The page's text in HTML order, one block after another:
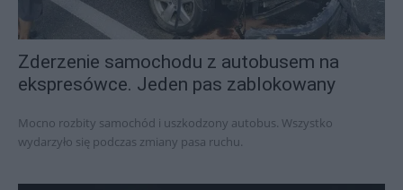
Zderzenie samochodu z autobusem na
ekspresówce. Jeden pas zablokowany
Mocno rozbity samochód i uszkodzony autobus. Wszystko
wydarzyło się podczas zmiany pasa ruchu.